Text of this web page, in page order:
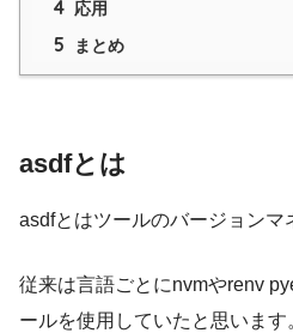
4 応用
5 まとめ
asdfとは
asdfとはツールのバージョンマ
従来は言語ごとにnvmやrenv
ールを使用していたと思います